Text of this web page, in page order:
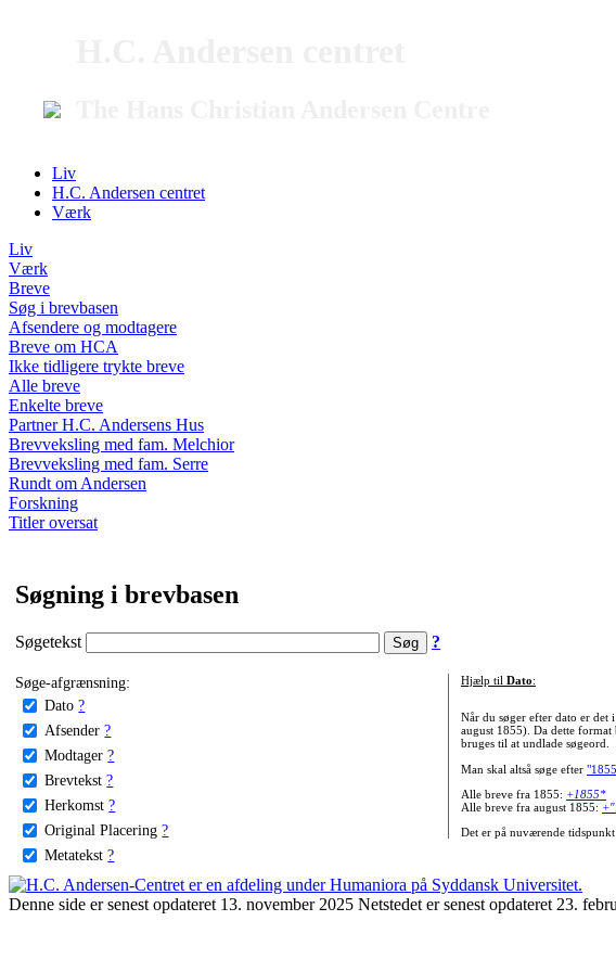
Liv
H.C. Andersen centret
Værk
Liv
Værk
Breve
Søg i brevbasen
Afsendere og modtagere
Breve om HCA
Ikke tidligere trykte breve
Alle breve
Enkelte breve
Partner H.C. Andersens Hus
Brevveksling med fam. Melchior
Brevveksling med fam. Serre
Rundt om Andersen
Forskning
Titler oversat
Søgning i brevbasen
Søgetekst ?
Søge-afgrænsning:
Dato ?
Afsender ?
Modtager ?
Brevtekst ?
Herkomst ?
Original Placering ?
Metatekst ?
Hjælp til Dato:
Når du søger efter dato er
august 1855). Da dette
bruges til at undlade søgeord.
Man skal altså søge efter
Alle breve fra 1855: +1855*
Alle breve fra august 1855:
Det er på nuværende
Denne side er senest opdateret 13. november 2025 Netstedet er senest opdateret 23.